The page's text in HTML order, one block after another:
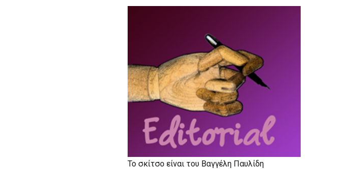
Το σκίτσο είναι του Βαγγέλη Παυλίδη